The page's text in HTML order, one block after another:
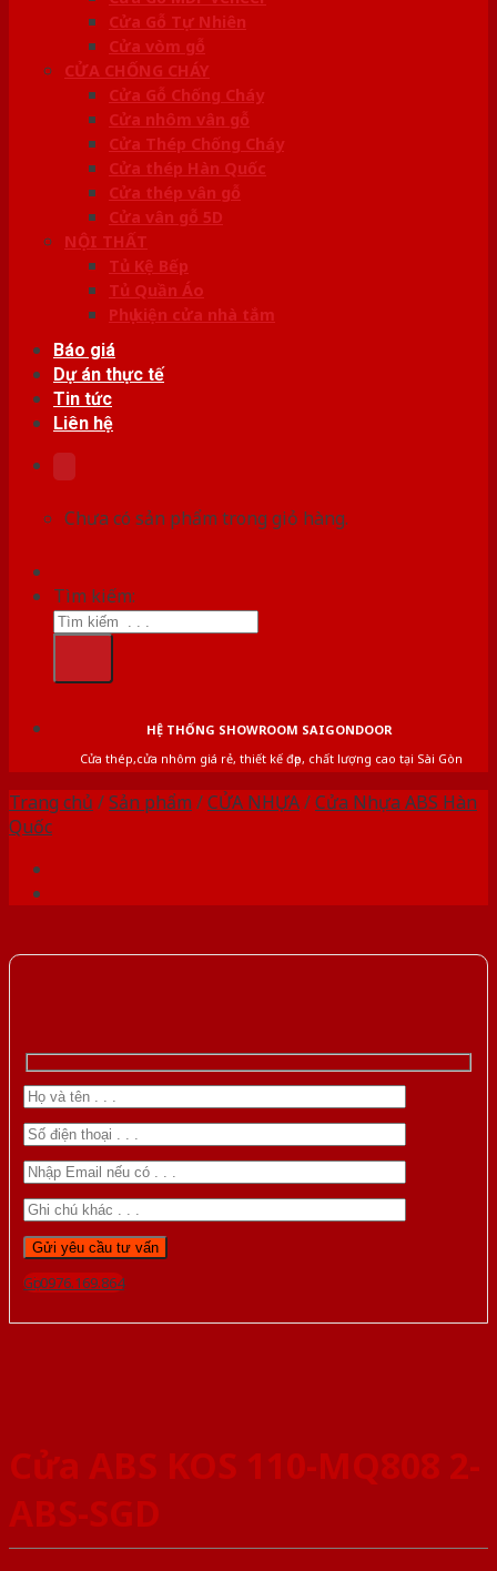
Cửa Gỗ Tự Nhiên
Cửa vòm gỗ
CỬA CHỐNG CHÁY
Cửa Gỗ Chống Cháy
Cửa nhôm vân gỗ
Cửa Thép Chống Cháy
Cửa thép Hàn Quốc
Cửa thép vân gỗ
Cửa vân gỗ 5D
NỘI THẤT
Tủ Kệ Bếp
Tủ Quần Áo
Phụ kiện cửa nhà tắm
Báo giá
Dự án thực tế
Tin tức
Liên hệ
Chưa có sản phẩm trong giỏ hàng.
Tìm kiếm:
HỆ THỐNG SHOWROOM SAIGONDOOR
Cửa thép,cửa nhôm giá rẻ, thiết kế đẹp, chất lượng cao tại Sài Gòn
Trang chủ /Sản phẩm /CỬA NHỰA/Cửa Nhựa ABS Hàn
Quốc
Gọi 0976.169.864
Cửa ABS KOS 110-MQ808 2-
ABS-SGD